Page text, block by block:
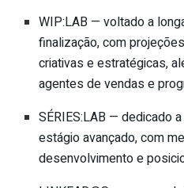
WIP:LAB — voltado a
finalização, com
criativas e estratégicas,
agentes de vendas e
SÉRIES:LAB — dedicado
estágio avançado, com
desenvolvimento e